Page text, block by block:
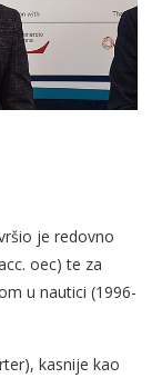
je redovno
oec) te za
u nautici (1996-
kasnije kao